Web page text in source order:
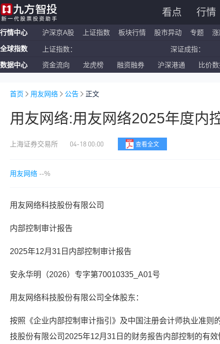
看点 行情
行情中心 沪深京A股 上证指数 板块行情 股市异动 专题
全球指数 上证指数： 深证成指：
恒生指数： 国企指数：
数据中心 资金流向 龙虎榜 融资融券 沪深港通 比价
首页 用友网络 公告 正文
用友网络:用友网络2025年度内
上海证券交易所 04-18 00:00 查看全文
用友网络 --%
用友网络科技股份有限公司
内部控制审计报告
2025年12月31日内部控制审计报告
安永华明（2026）专字第70010335_A01号
用友网络科技股份有限公司全体股东：
按照《企业内部控制审计指引》及中国注册会计师执业准则
技股份有限公司2025年12月31日的财务报告内部控制的有效